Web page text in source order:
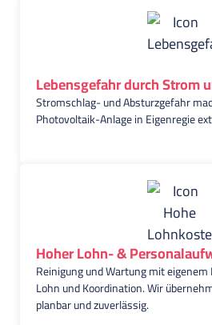
Lebensgefahr durch Strom
Stromschlag- und Absturzgefahr
Photovoltaik-Anlage in Eigenregie
Hoher Lohn- &
Reinigung und Wartung mit
Lohn und Koordination. Wir
planbar und zuverlässig.